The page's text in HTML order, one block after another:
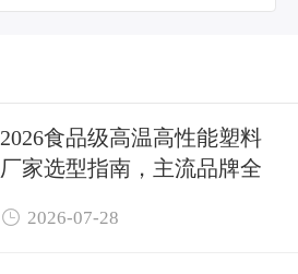
2026食品级高温高性能塑料
厂家选型指南，主流品牌全
 2026-07-28